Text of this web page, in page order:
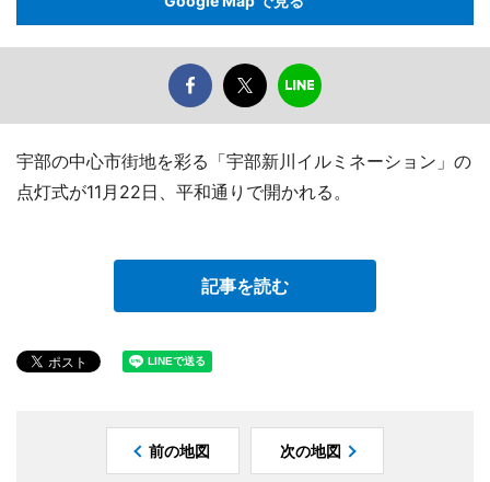
宇部の中心市街地を彩る「宇部新川イルミネーション」の
点灯式が11月22日、平和通りで開かれる。
記事を読む
前の地図 次の地図